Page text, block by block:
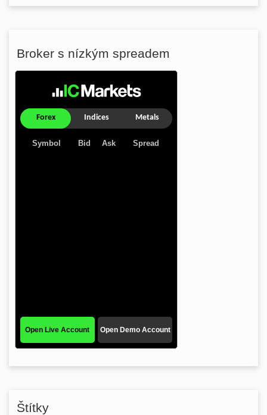
Broker s nízkým spreadem
Štítky